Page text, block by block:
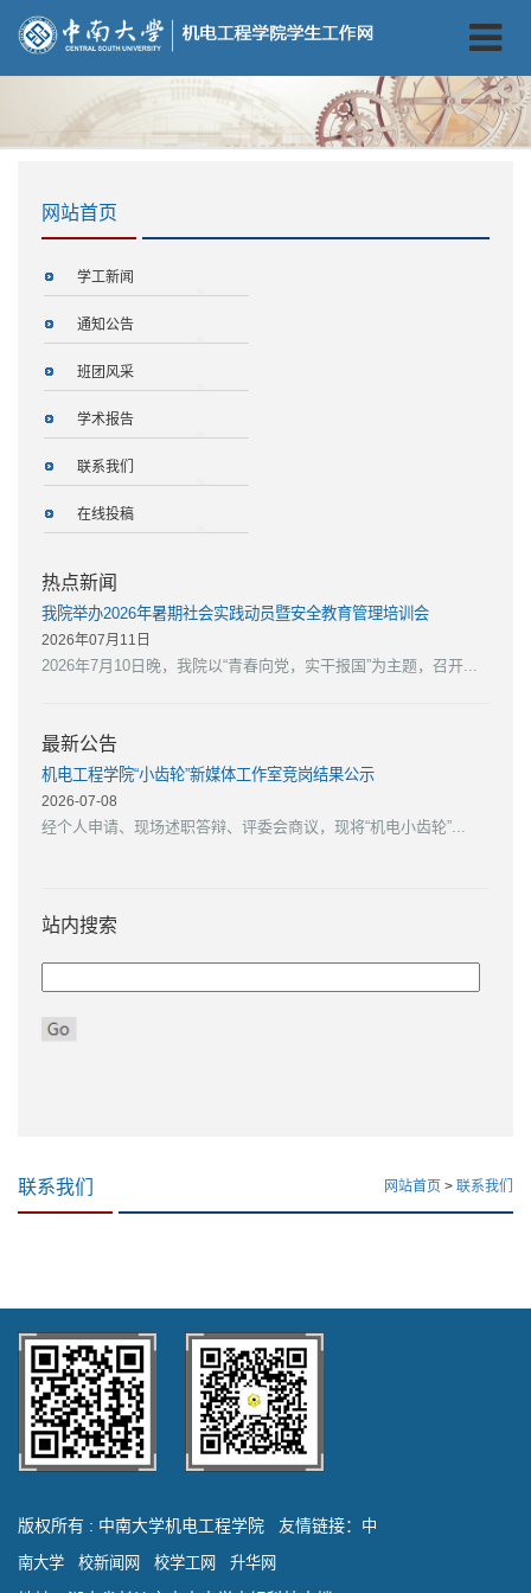
网站首页
学工新闻
通知公告
班团风采
学术报告
联系我们
在线投稿
热点新闻
我院举办2026年暑期社会实践动员暨安全教育管理培训会
2026年07月11日
2026年7月10日晚，我院以“青春向党，实干报国”为主题，召开...
最新公告
机电工程学院“小齿轮”新媒体工作室竞岗结果公示
2026-07-08
经个人申请、现场述职答辩、评委会商议，现将“机电小齿轮”...
站内搜索
联系我们 网站首页 > 联系我们
版权所有 : 中南大学机电工程学院 友情链接： 中
南大学 校新闻网 校学工网 升华网